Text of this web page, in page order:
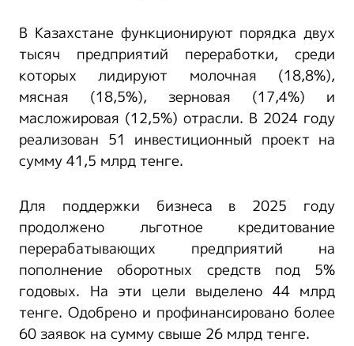
В Казахстане функционируют порядка двух
тысяч предприятий переработки, среди
которых лидируют молочная (18,8%),
мясная (18,5%), зерновая (17,4%) и
масложировая (12,5%) отрасли. В 2024 году
реализован 51 инвестиционный проект на
сумму 41,5 млрд тенге.
Для поддержки бизнеса в 2025 году
продолжено льготное кредитование
перерабатывающих предприятий на
пополнение оборотных средств под 5%
годовых. На эти цели выделено 44 млрд
тенге. Одобрено и профинансировано более
60 заявок на сумму свыше 26 млрд тенге.